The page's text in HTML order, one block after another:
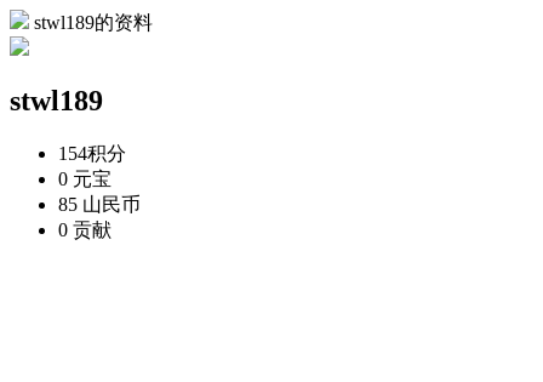
stwl189的资料
stwl189
154积分
0 元宝
85 山民币
0 贡献